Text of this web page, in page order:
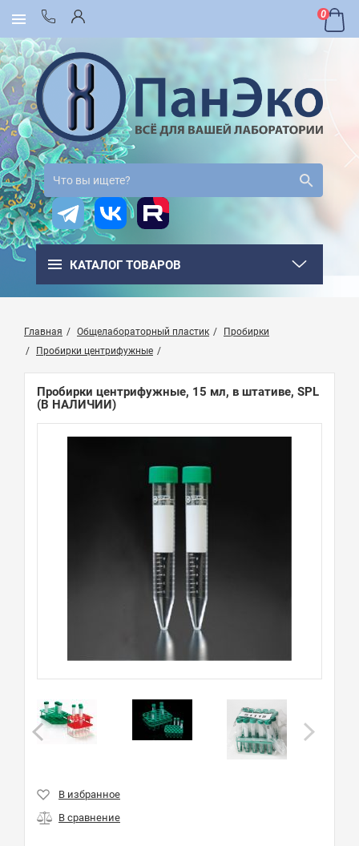
0
КАТАЛОГ ТОВАРОВ
Главная Общелабораторный пластик
Пробирки
Пробирки центрифужные
Пробирки центрифужные, 15 мл, в штативе, SPL
(В НАЛИЧИИ)